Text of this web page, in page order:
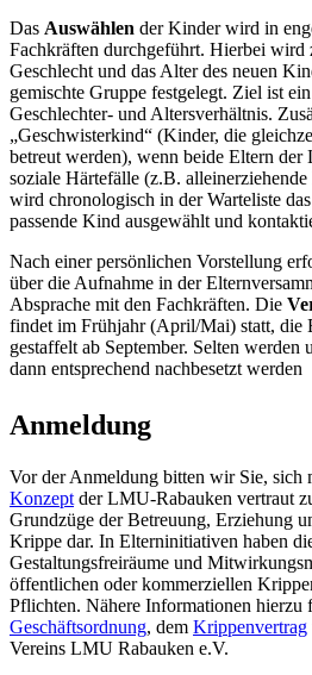
Das Auswählen der Kinder wird in
Fachkräften durchgeführt. Hierbei wird
Geschlecht und das Alter des neuen
gemischte Gruppe festgelegt. Ziel ist
Geschlechter- und Altersverhältnis.
„Geschwisterkind“ (Kinder, die
betreut werden), wenn beide Eltern
soziale Härtefälle (z.B.
wird chronologisch in der Warteliste
passende Kind ausgewählt und
Nach einer persönlichen Vorstellung
über die Aufnahme in der
Absprache mit den Fachkräften. Die
findet im Frühjahr (April/Mai) statt, die
gestaffelt ab September. Selten werden
dann entsprechend nachbesetzt werden
Anmeldung
Vor der Anmeldung bitten wir Sie, sich
Konzept der LMU-Rabauken vertraut
Grundzüge der Betreuung, Erziehung
Krippe dar. In Elterninitiativen haben
Gestaltungsfreiräume und
öffentlichen oder kommerziellen
Pflichten. Nähere Informationen hierzu
Geschäftsordnung, dem Krippenvertrag
Vereins LMU Rabauken e.V.